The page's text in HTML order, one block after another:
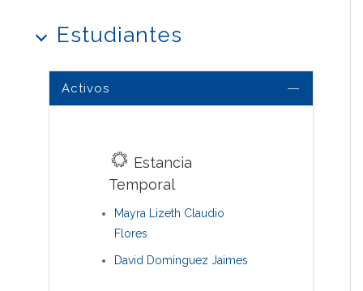
Estudiantes
Activos
Estancia
Temporal
Mayra Lizeth Claudio
Flores
David Domínguez Jaimes